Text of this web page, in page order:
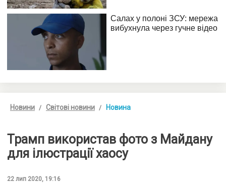
Новини Світові новини Новина
Трамп використав фото з Майдану
для ілюстрації хаосу
22 лип 2020, 19:16